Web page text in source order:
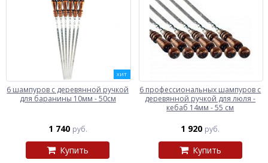
ХИТ
6 шампуров с деревянной ручкой
для баранины 10мм - 50см
1 740 руб.
Купить
6 профессиональных шампуров с
деревянной ручкой для люля -
кебаб 14мм - 55 см
1 920 руб.
Купить